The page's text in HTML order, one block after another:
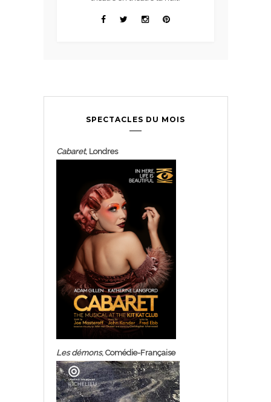
SPECTACLES DU MOIS
Cabaret, Londres
Les démons, Comédie-Française